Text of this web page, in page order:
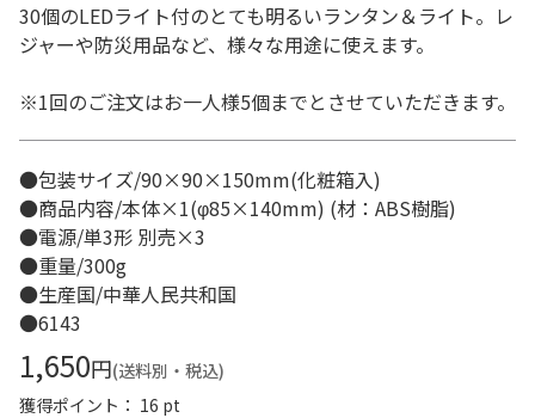
30個のLEDライト付のとても明るいランタン＆ライト。レ
ジャーや防災用品など、様々な用途に使えます。
※1回のご注文はお一人様5個までとさせていただきます。
●包装サイズ/90×90×150mm(化粧箱入)
●商品内容/本体×1(φ85×140mm) (材：ABS樹脂)
●電源/単3形 別売×3
●重量/300g
●生産国/中華人民共和国
●6143
1,650円(送料別・税込)
獲得ポイント： 16 pt